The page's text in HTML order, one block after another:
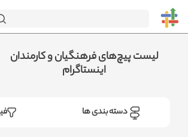
لیست پیچ‌های فرهنگیان و کارمندان
اینستاگرام
دسته بندی ها
<no response> Failed to fetch